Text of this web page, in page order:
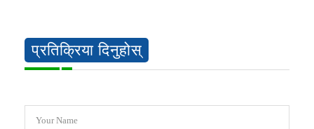
प्रतिक्रिया दिनुहोस्
Your Name